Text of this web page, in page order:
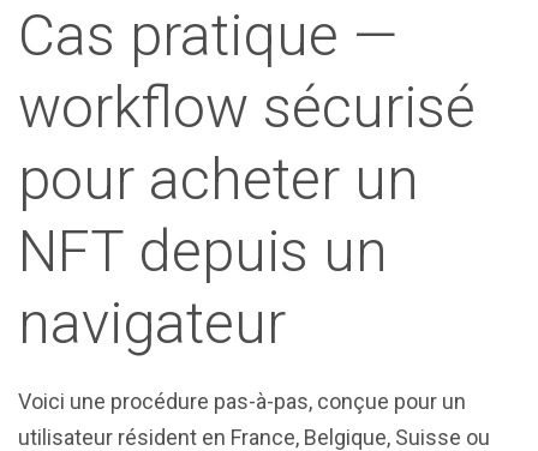
Cas pratique —
workflow sécurisé
pour acheter un
NFT depuis un
navigateur
Voici une procédure pas-à-pas, conçue pour un
utilisateur résident en France, Belgique, Suisse ou